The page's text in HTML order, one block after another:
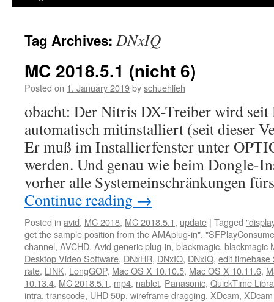
Tag Archives: DNxIQ
MC 2018.5.1 (nicht 6)
Posted on 1. January 2019byschuehlieh
obacht: Der Nitris DX-Treiber wird
automatisch mitinstalliert (seit dieser
Er muß im Installierfenster unter
werden. Und genau wie beim Dongle-
vorher alle Systemeinschränkungen
Continue reading →
Posted in avid, MC 2018, MC 2018.5.1, update | Tagged
get the sample position from the AMAplug-in",
channel, AVCHD, Avid generic plug-in, blackmagic, blackmagic
Desktop Video Software, DNxHR, DNxIO, DNxIQ, edit timebase
rate, LINK, LongGOP, Mac OS X 10.10.5, Mac OS X 10.11.6,
10.13.4, MC 2018.5.1, mp4, nablet, Panasonic, QuickTime
intra, transcode, UHD 50p, wireframe dragging, XDcam,